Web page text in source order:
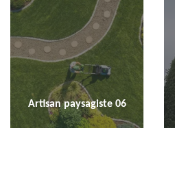
Artisan paysagiste 06